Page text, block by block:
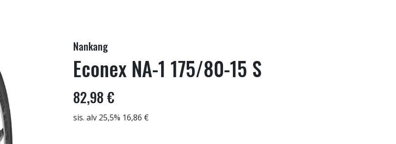
Nankang
Econex NA-1 175/80-15 S
82,98 €
sis. alv 25,5% 16,86 €